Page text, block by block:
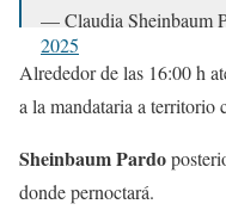
— Claudia Sheinbaum
2025
Alrededor de las 16:00 h
a la mandataria a territorio
Sheinbaum Pardo
donde pernoctará.